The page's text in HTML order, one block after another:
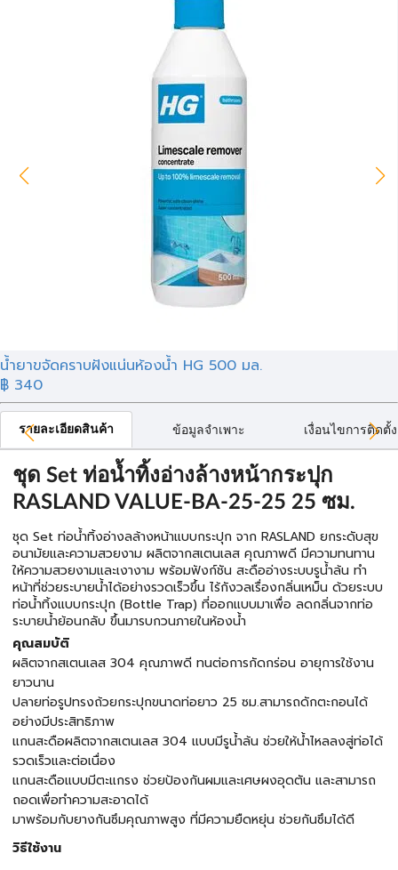
น้ำยาขจัดคราบฝังแน่นห้องน้ำ HG 500 มล.
฿ 340
รายละเอียดสินค้า ข้อมูลจำเพาะ เงื่อนไขการติดตั้ง
ชุด Set ท่อน้ำทิ้งอ่างล้างหน้ากระปุก
RASLAND VALUE-BA-25-25 25 ซม.
ชุด Set ท่อน้ำทิ้งอ่างลล้างหน้าแบบกระปุก จาก RASLAND ยกระดับสุข
อนามัยและความสวยงาม ผลิตจากสเตนเลส คุณภาพดี มีความทนทาน
ให้ความสวยงามและเงางาม พร้อมฟังก์ชัน สะดืออ่างระบบรูน้ำล้น ทำ
หน้าที่ช่วยระบายน้ำได้อย่างรวดเร็วขึ้น ไร้กังวลเรื่องกลิ่นเหม็น ด้วยระบบ
ท่อน้ำทิ้งแบบกระปุก (Bottle Trap) ที่ออกแบบมาเพื่อ ลดกลิ่นจากท่อ
ระบายน้ำย้อนกลับ ขึ้นมารบกวนภายในห้องน้ำ
คุณสมบัติ
ผลิตจากสเตนเลส 304 คุณภาพดี ทนต่อการกัดกร่อน อายุการใช้งาน
ยาวนาน
ปลายท่อรูปทรงถ้วยกระปุกขนาดท่อยาว 25 ซม.สามารถดักตะกอนได้
อย่างมีประสิทธิภาพ
แกนสะดือผลิตจากสเตนเลส 304 แบบมีรูน้ำล้น ช่วยให้น้ำไหลลงสู่ท่อได้
รวดเร็วและต่อเนื่อง
แกนสะดือแบบมีตะแกรง ช่วยป้องกันผมและเศษผงอุดตัน และสามารถ
ถอดเพื่อทำความสะอาดได้
มาพร้อมกับยางกันซึมคุณภาพสูง ที่มีความยืดหยุ่น ช่วยกันซึมได้ดี
วิธีใช้งาน